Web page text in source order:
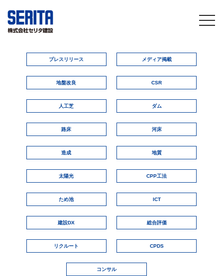
プレスリリース メディア掲載
地盤改良 CSR
人工芝 ダム
路床 河床
造成 地質
太陽光 CPP工法
ため池 ICT
建設DX 総合評価
リクルート CPDS
コンサル